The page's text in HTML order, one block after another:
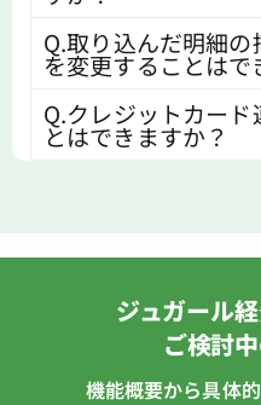
Q.取り込んだ明細の
を変更することはで
Q.クレジットカー
とはできますか？
ジュガール
ご検討
機能概要から具体